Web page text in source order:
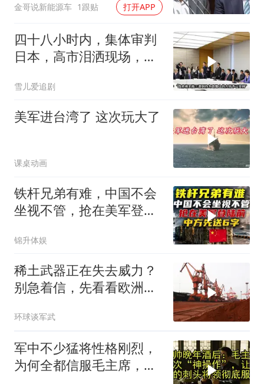
金哥说新能源车 1跟贴 打开APP
四十八小时内，集体审判
日本，高市泪洒现场，中
雪儿爱追剧
美军进台湾了 这次玩大了
课桌动画
铁杆兄弟有难，中国不会
坐视不管，抢在美军登陆
锦升体娱
稀土武器正在失去威力？
别急着信，先看看欧洲军
环球谈军武
军中不少猛将性格刚烈，
为何全都信服毛主席，这